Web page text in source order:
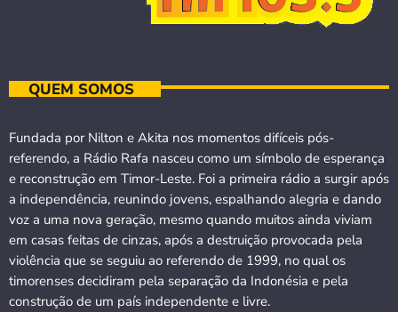
QUEM SOMOS
Fundada por Nilton e Akita nos momentos difíceis pós-
referendo, a Rádio Rafa nasceu como um símbolo de esperança
e reconstrução em Timor-Leste. Foi a primeira rádio a surgir após
a independência, reunindo jovens, espalhando alegria e dando
voz a uma nova geração, mesmo quando muitos ainda viviam
em casas feitas de cinzas, após a destruição provocada pela
violência que se seguiu ao referendo de 1999, no qual os
timorenses decidiram pela separação da Indonésia e pela
construção de um país independente e livre.